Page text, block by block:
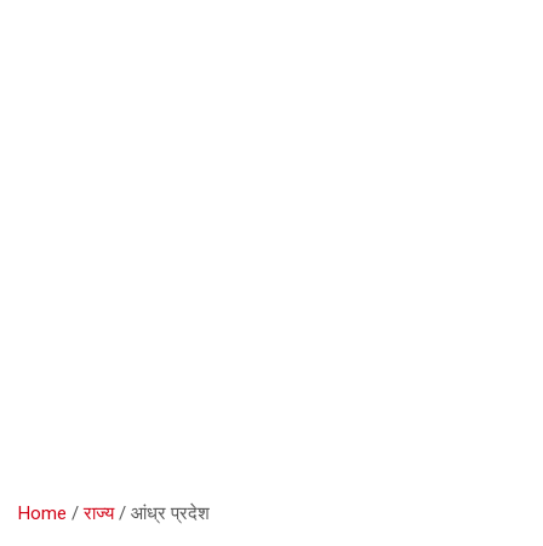
Home राज्य आंध्र प्रदेश